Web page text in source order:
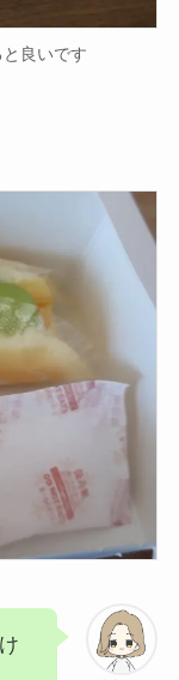
良いです